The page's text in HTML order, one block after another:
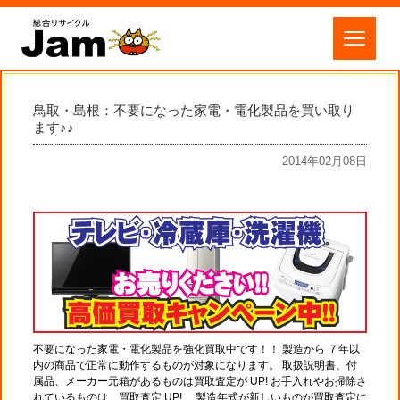
鳥取・島根：不要になった家電・電化製品を買い取り
ます♪♪
2014年02月08日
不要になった家電・電化製品を強化買取中です！！ 製造から ７年以
内の商品で正常に動作するものが対象になります。 取扱説明書、付
属品、メーカー元箱があるものは買取査定が UP! お手入れやお掃除さ
れているものは、買取査定 UP! 製造年式が新しいものが買取査定に